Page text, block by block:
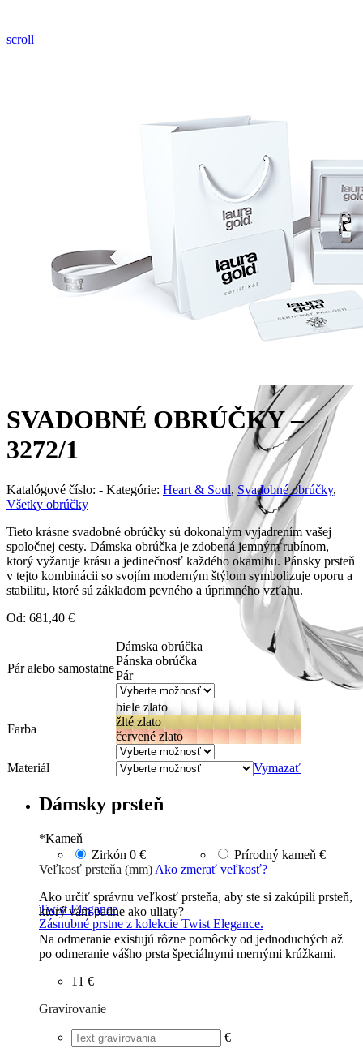
Twist Elegance
Zásnubné prstne z kolekcie Twist Elegance.
scroll
SVADOBNÉ OBRÚČKY –
3272/1
Katalógové číslo: - Kategórie: Heart & Soul, Svadobné obrúčky,
Všetky obrúčky
Tieto krásne svadobné obrúčky sú dokonalým vyjadrením vašej
spoločnej cesty. Dámska obrúčka je zdobená jemným rubínom,
ktorý vyžaruje krásu a jedinečnosť každého okamihu. Pánsky prsteň
v tejto kombinácii so svojím moderným štýlom symbolizuje oporu a
stabilitu, ktoré sú základom pevného a úprimného vzťahu.
Od: 681,40 €
Pár alebo samostatne
Dámska obrúčka
Pánska obrúčka
Pár
Farba
biele zlato
žlté zlato
červené zlato
Materiál Vymazať
Dámsky prsteň
*Kameň
Zirkón 0 € Prírodný kameň €
Veľkosť prsteňa (mm) Ako zmerať veľkosť?
Ako určiť správnu veľkosť prsteňa, aby ste si zakúpili prsteň,
ktorý vám padne ako uliaty?
Na odmeranie existujú rôzne pomôcky od jednoduchých až
po odmeranie vášho prsta špeciálnymi mernými krúžkami.
11 €
Gravírovanie
€